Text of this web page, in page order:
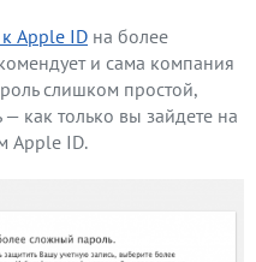
Apple ID на более
и сама компания
слишком простой,
как только вы зайдете на
Apple ID.